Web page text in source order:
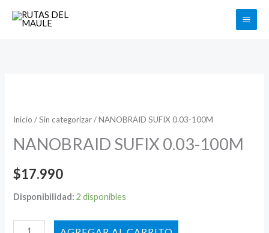
Buscar
Inicio /Sin categorizar/ NANOBRAID SUFIX 0.03-100M
NANOBRAID SUFIX 0.03-100M
$17.990
Disponibilidad: 2 disponibles
0.03-
cantidad